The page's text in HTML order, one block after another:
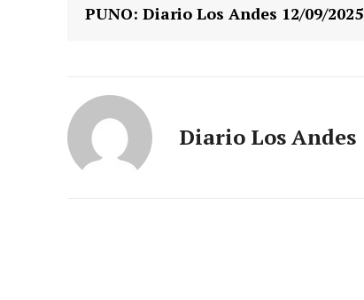
PUNO: Diario Los Andes 12/09/2025
Diario Los Andes